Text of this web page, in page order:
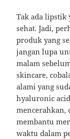
Tak ada
sehat. Jadi,
produk yang
jangan lupa
malam
skincare,
alami yang
hyaluronic
mencerahkan,
membantu
waktu dalam